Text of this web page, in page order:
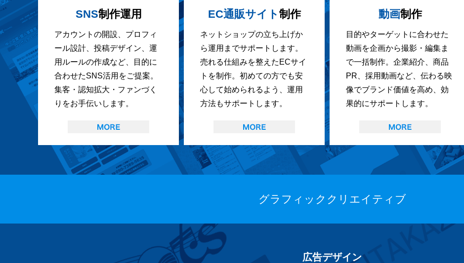
SNS制作運用
アカウントの開設、プロフィ
ール設計、投稿デザイン、運
用ルールの作成など、目的に
合わせたSNS活用をご提案。
集客・認知拡大・ファンづく
りをお手伝いします。
EC通販サイト 制作
ネットショップの立ち上げか
ら運用までサポートします。
売れる仕組みを整えたECサイ
トを制作。初めての方でも安
心して始められるよう、運用
方法もサポートします。
動画制作
目的やターゲットに合わせた
動画を企画から撮影・編集ま
で一括制作。企業紹介、商品
PR、採用動画など、伝わる映
像でブランド価値を高め、効
果的にサポートします。
グラフィッククリエイティブ
広告デザイン